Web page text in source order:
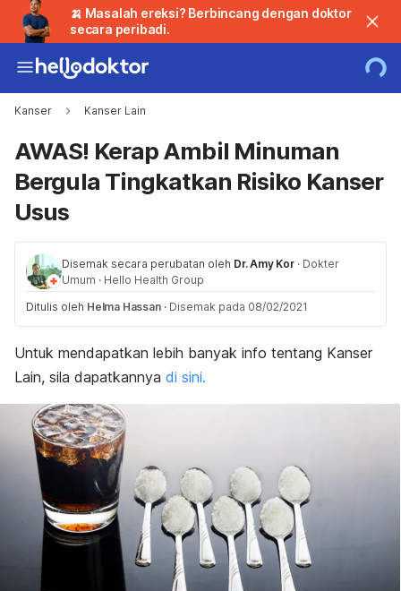
🍌 Masalah ereksi? Berbincang dengan doktor
secara peribadi.
Kanser Kanser Lain
AWAS! Kerap Ambil Minuman
Bergula Tingkatkan Risiko Kanser
Usus
Disemak secara perubatan oleh Dr. Amy Kor · Dokter
Umum · Hello Health Group
Ditulis oleh Helma Hassan · Disemak pada 08/02/2021
Untuk mendapatkan lebih banyak info tentang Kanser
Lain, sila dapatkannya di sini.